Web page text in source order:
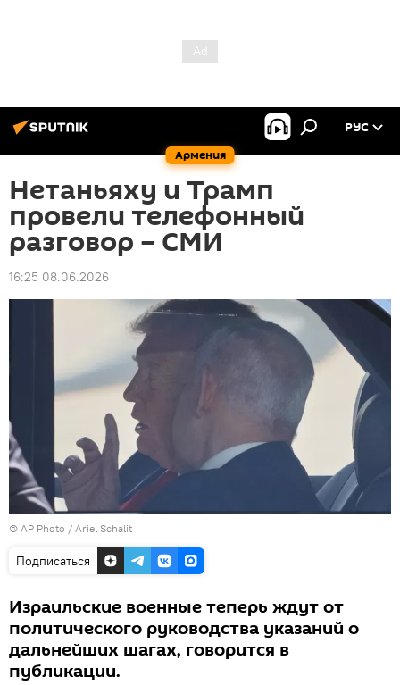
Армения
РУС
Нетаньяху и Трамп
провели телефонный
разговор – СМИ
16:25 08.06.2026
© AP Photo / Ariel Schalit
Подписаться
Израильские военные теперь ждут от
политического руководства указаний о
дальнейших шагах, говорится в
публикации.